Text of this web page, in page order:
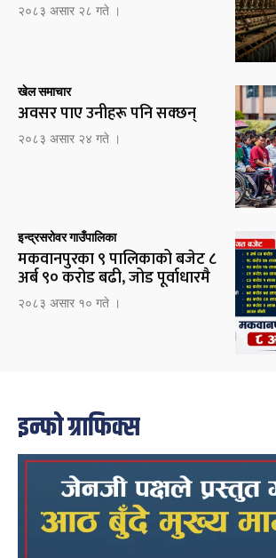
२०८३ असार २८ गते ।
खेल समाचार
अवसर पाए उनीहरू पनि सक्छन्
२०८३ असार २४ गते ।
इन्द्रसरोवर गाउँपालिका
मकवानपुरका ९ पालिकाको बजेट ८
अर्ब ९० करोड बढी, जोड पूर्वाधारमै
२०८३ असार १० गते ।
इन्फो ग्राफिक्स